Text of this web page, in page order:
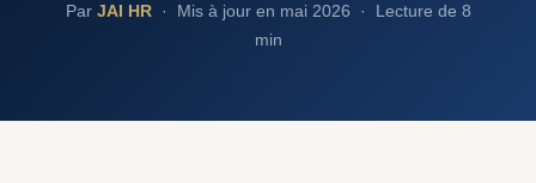
Par JAI HR· Mis à jour en mai 2026 · Lecture de 8
min